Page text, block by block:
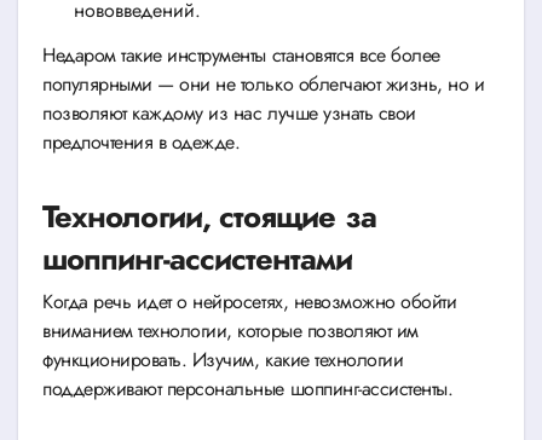
нововведений.
Недаром такие инструменты становятся все более
популярными — они не только облегчают жизнь, но и
позволяют каждому из нас лучше узнать свои
предпочтения в одежде.
Технологии, стоящие за
шоппинг-ассистентами
Когда речь идет о нейросетях, невозможно обойти
вниманием технологии, которые позволяют им
функционировать. Изучим, какие технологии
поддерживают персональные шоппинг-ассистенты.